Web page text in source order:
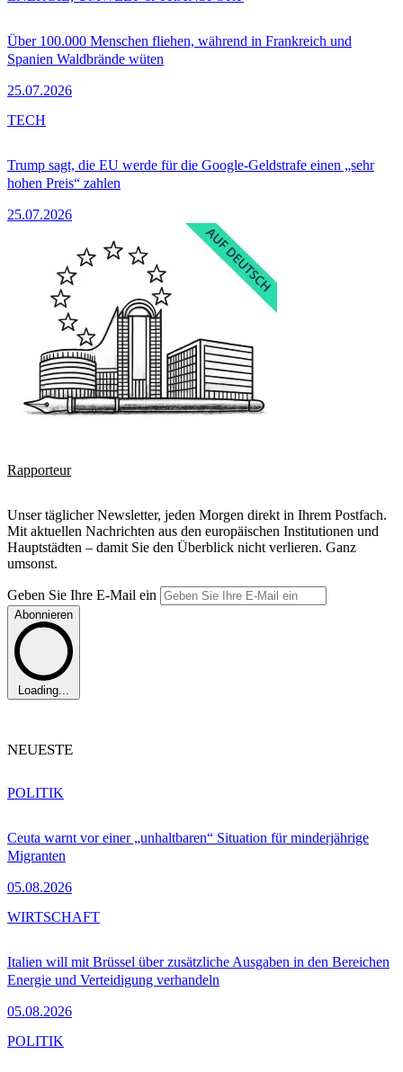
Über 100.000 Menschen fliehen, während in Frankreich und
Spanien Waldbrände wüten
25.07.2026
Trump sagt, die EU werde für die Google-Geldstrafe einen „sehr
hohen Preis“ zahlen
25.07.2026
TECH
Rapporteur
Unser täglicher Newsletter, jeden Morgen direkt in Ihrem Postfach.
Mit aktuellen Nachrichten aus den europäischen Institutionen und
Hauptstädten – damit Sie den Überblick nicht verlieren. Ganz
umsonst.
Geben Sie Ihre E-Mail ein
Abonnieren
Loading...
NEUESTE
Ceuta warnt vor einer „unhaltbaren“ Situation für minderjährige
Migranten
05.08.2026
POLITIK
Italien will mit Brüssel über zusätzliche Ausgaben in den Bereichen
Energie und Verteidigung verhandeln
05.08.2026
WIRTSCHAFT
POLITIK